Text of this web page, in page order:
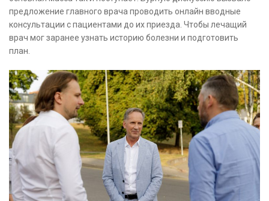
предложение главного врача проводить онлайн вводные
консультации с пациентами до их приезда. Чтобы лечащий
врач мог заранее узнать историю болезни и подготовить
план.